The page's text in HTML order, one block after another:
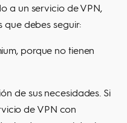
a un servicio de VPN,
que debes seguir:
porque no tienen
de sus necesidades. Si
de VPN con